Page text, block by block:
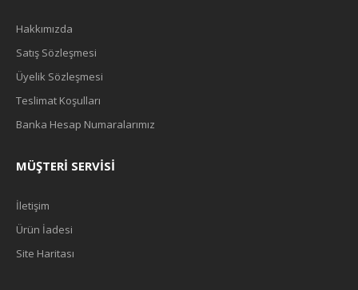
Hakkımızda
Satış Sözleşmesi
Üyelik Sözleşmesi
Teslimat Koşulları
Banka Hesap Numaralarımız
MÜŞTERI SERVISI
İletişim
Ürün İadesi
Site Haritası